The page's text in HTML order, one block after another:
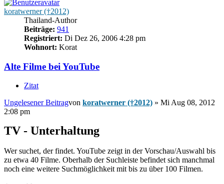
koratwerner (†2012)
Thailand-Author
Beiträge: 941
Registriert: Di Dez 26, 2006 4:28 pm
Wohnort: Korat
Alte Filme bei YouTube
Zitat
Ungelesener Beitragvon koratwerner (†2012) » Mi Aug 08, 2012
2:08 pm
TV - Unterhaltung
Wer suchet, der findet. YouTube zeigt in der Vorschau/Auswahl bis
zu etwa 40 Filme. Oberhalb der Suchleiste befindet sich manchmal
noch eine weitere Suchmöglichkeit mit bis zu über 100 Filmen.